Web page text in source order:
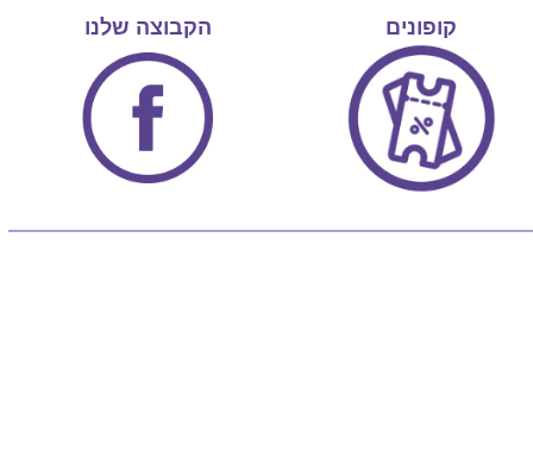
קופונים הקבוצה שלנו